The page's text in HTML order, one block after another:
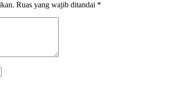
Ruas yang wajib ditandai *